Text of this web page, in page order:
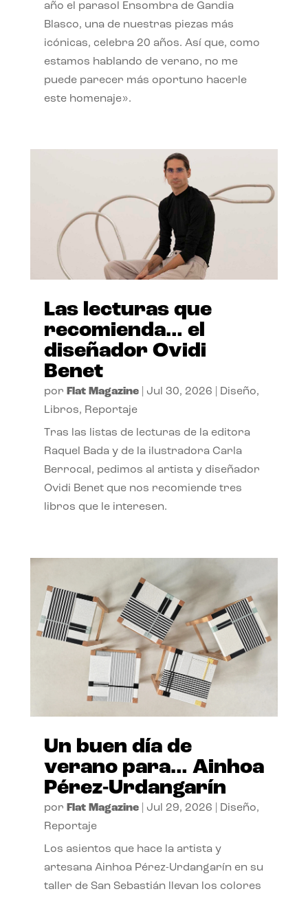
año el parasol Ensombra de Gandia
Blasco, una de nuestras piezas más
icónicas, celebra 20 años. Así que, como
estamos hablando de verano, no me
puede parecer más oportuno hacerle
este homenaje».
Las lecturas que
recomienda… el
diseñador Ovidi
Benet
por Flat Magazine| Jul 30, 2026 Diseño,
Libros, Reportaje
Tras las listas de lecturas de la editora
Raquel Bada y de la ilustradora Carla
Berrocal, pedimos al artista y diseñador
Ovidi Benet que nos recomiende tres
libros que le interesen.
Un buen día de
verano para… Ainhoa
Pérez-Urdangarín
por Flat Magazine| Jul 29, 2026 Diseño,
Reportaje
Los asientos que hace la artista y
artesana Ainhoa Pérez-Urdangarín en su
taller de San Sebastián llevan los colores